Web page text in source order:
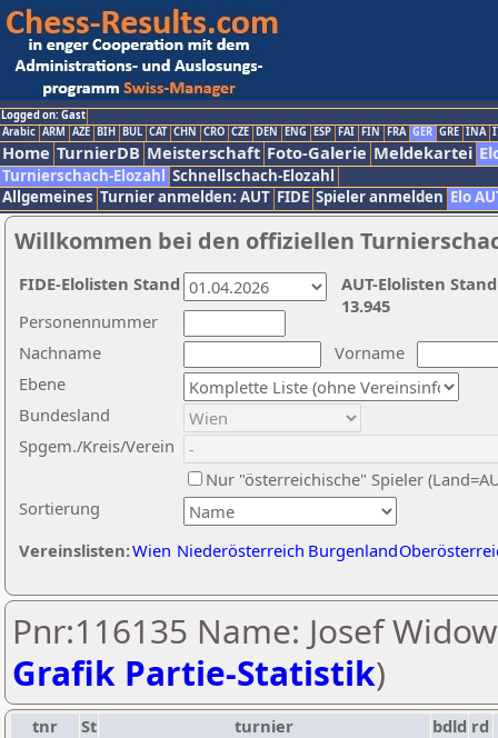
Logged on: Gast
Arabic ARM AZE BIH BUL CAT CHN CRO CZE DEN ENG ESP FAI FIN FRA GER GRE INA
Home TurnierDB Meisterschaft Foto-Galerie Meldekartei
Turnierschach-Elozahl Schnellschach-Elozahl
Allgemeines Turnier anmelden: AUT FIDE Spieler anmelden Elo
Willkommen bei den offiziellen
Nachname
Vorname
Ebene
Sortierung
Personennummer
Bundesland
Spgem./Kreis/Verein
Nur "österreichische" Spieler
Vereinslisten:Wien Niederösterreich Burgenland
AUT-Elolisten
13.945
FIDE-Elolisten Stand
Pnr:116135 Name: Josef
Grafik Partie-Statistik)
tnr St turnier bdld rd